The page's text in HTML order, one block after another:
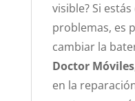
visible? Si
problemas, es
cambiar la
Doctor Móviles
en la